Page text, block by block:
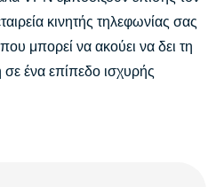
κινητής τηλεφωνίας σας
μπορεί να ακούει να δει τη
ένα επίπεδο ισχυρής